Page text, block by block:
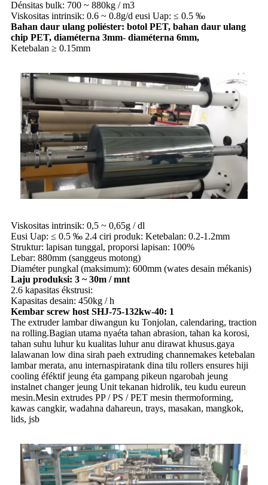
Dénsitas bulk: 700 ~ 880kg / m3
Viskositas intrinsik: 0.6 ~ 0.8g/d eusi Uap: ≤ 0.5 ‰
Bahan daur ulang poliéster: botol PET, bahan daur ulang
chip PET, diaméterna 3mm- diaméterna 6mm,
Ketebalan ≥ 0.15mm
Viskositas intrinsik: 0,5 ~ 0,65g / dl
Eusi Uap: ≤ 0.5 ‰ 2.4 ciri produk: Ketebalan: 0.2-1.2mm
Struktur: lapisan tunggal, proporsi lapisan: 100%
Lebar: 880mm (sanggeus motong)
Diaméter pungkal (maksimum): 600mm (wates desain mékanis)
Laju produksi: 3 ~ 30m / mnt
2.6 kapasitas ékstrusi:
Kapasitas desain: 450kg / h
Kembar screw host SHJ-75-132kw-40: 1
The extruder lambar diwangun ku Tonjolan, calendaring, traction
na rolling.Bagian utama nyaéta tahan abrasion, tahan ka korosi,
tahan suhu luhur ku kualitas luhur anu dirawat khusus.gaya
lalawanan low dina sirah paeh extruding channemakes ketebalan
lambar merata, anu internaspiratank dina tilu rollers ensures hiji
cooling éféktif jeung éta gampang pikeun ngarobah jeung
instalnet changer jeung Unit tekanan hidrolik, teu kudu eureun
mesin.Mesin extrudes PP / PS / PET mesin thermoforming,
kawas cangkir, wadahna dahareun, trays, masakan, mangkok,
lids, jsb